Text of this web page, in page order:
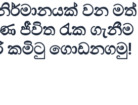
වන මත්
ජීවිත රැක ගැනීම
කමිටු ගොඩනගමු!